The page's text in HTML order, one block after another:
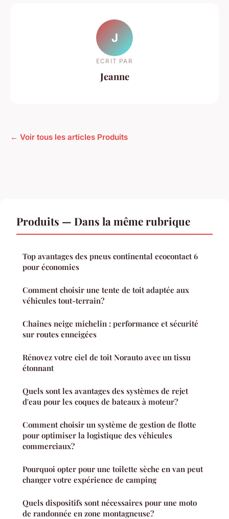
J
ECRIT PAR
Jeanne
← Voir tous les articles Produits
Produits — Dans la même rubrique
Top avantages des pneus continental ecocontact 6
pour économies
Comment choisir une tente de toit adaptée aux
véhicules tout-terrain?
Chaînes neige michelin : performance et sécurité
sur routes enneigées
Rénovez votre ciel de toit Norauto avec un tissu
étonnant
Quels sont les avantages des systèmes de rejet
d'eau pour les coques de bateaux à moteur?
Comment choisir un système de gestion de flotte
pour optimiser la logistique des véhicules
commerciaux?
Pourquoi opter pour une toilette sèche en van peut
changer votre expérience de camping
Quels dispositifs sont nécessaires pour une moto
de randonnée en zone montagneuse?